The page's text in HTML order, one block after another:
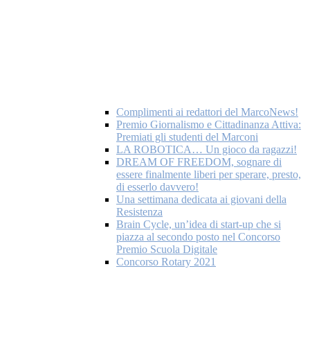
Complimenti ai redattori del MarcoNews!
Premio Giornalismo e Cittadinanza Attiva:
Premiati gli studenti del Marconi
LA ROBOTICA… Un gioco da ragazzi!
DREAM OF FREEDOM, sognare di
essere finalmente liberi per sperare, presto,
di esserlo davvero!
Una settimana dedicata ai giovani della
Resistenza
Brain Cycle, un’idea di start-up che si
piazza al secondo posto nel Concorso
Premio Scuola Digitale
Concorso Rotary 2021